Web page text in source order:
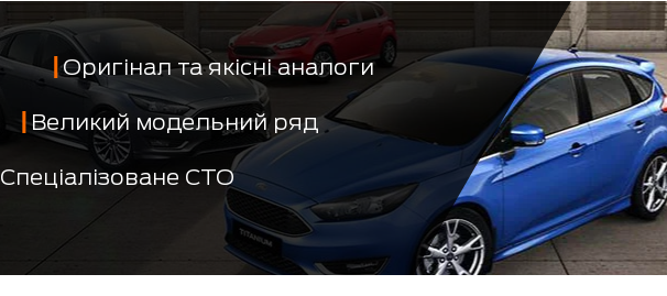
Оригінал та якісні аналоги
Великий модельний ряд
Спеціалізоване СТО